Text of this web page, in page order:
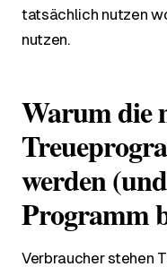
tatsächlich nutzen
nutzen.
Warum die
werden
Programm
Verbraucher stehen